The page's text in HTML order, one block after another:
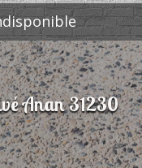
Anan 31230